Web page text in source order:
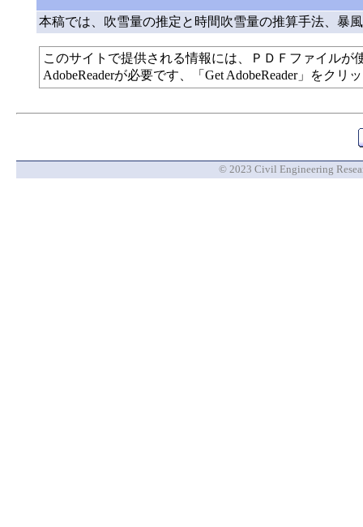
本稿では、吹雪量の推定と時間吹雪量の推算手法、暴
このサイトで提供される情報には、ＰＤＦファイル
AdobeReaderが必要です、「Get AdobeReader」をク
© 2023 Civil Engineering